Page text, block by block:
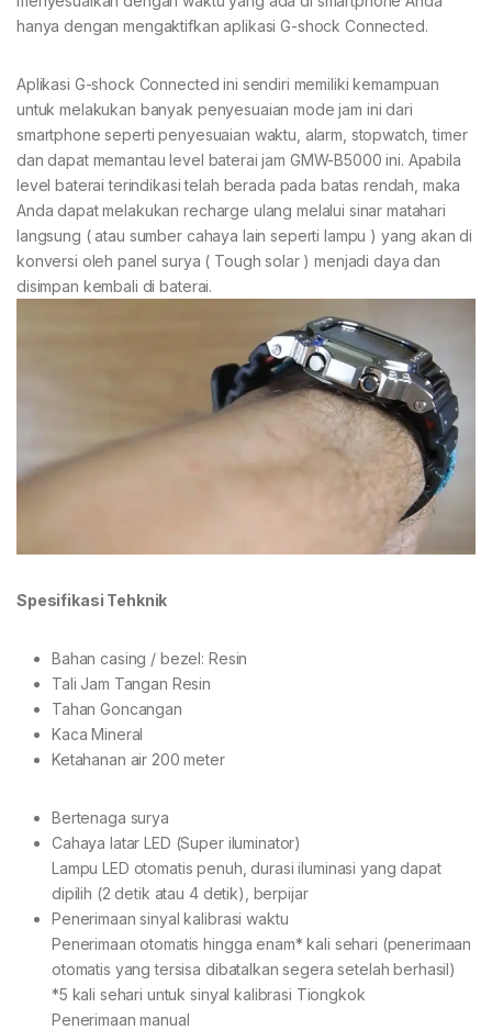
hanya dengan mengaktifkan aplikasi G-shock Connected.
Aplikasi G-shock Connected ini sendiri memiliki kemampuan
untuk melakukan banyak penyesuaian mode jam ini dari
smartphone seperti penyesuaian waktu, alarm, stopwatch, timer
dan dapat memantau level baterai jam GMW-B5000 ini. Apabila
level baterai terindikasi telah berada pada batas rendah, maka
Anda dapat melakukan recharge ulang melalui sinar matahari
langsung ( atau sumber cahaya lain seperti lampu ) yang akan di
konversi oleh panel surya ( Tough solar ) menjadi daya dan
disimpan kembali di baterai.
Spesifikasi Tehknik
Bahan casing / bezel: Resin
Tali Jam Tangan Resin
Tahan Goncangan
Kaca Mineral
Ketahanan air 200 meter
Bertenaga surya
Cahaya latar LED (Super iluminator)
Lampu LED otomatis penuh, durasi iluminasi yang dapat
dipilih (2 detik atau 4 detik), berpijar
Penerimaan sinyal kalibrasi waktu
Penerimaan otomatis hingga enam* kali sehari (penerimaan
otomatis yang tersisa dibatalkan segera setelah berhasil)
*5 kali sehari untuk sinyal kalibrasi Tiongkok
Penerimaan manual